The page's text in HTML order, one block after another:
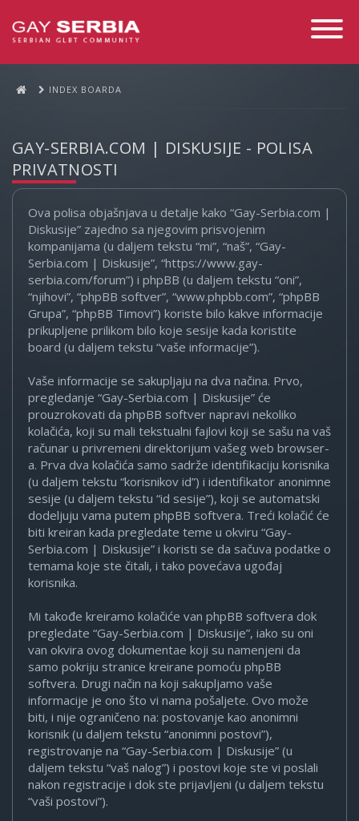
Toggle
INDEX BOARDA
GAY-SERBIA.COM | DISKUSIJE - POLISA
PRIVATNOSTI
Ova polisa objašnjava u detalje kako “Gay-Serbia.com |
Diskusije” zajedno sa njegovim prisvojenim
kompanijama (u daljem tekstu “mi”, “naš”, “Gay-
Serbia.com | Diskusije”, “https://www.gay-
serbia.com/forum”) i phpBB (u daljem tekstu “oni”,
“njihovi”, “phpBB softver”, “www.phpbb.com”, “phpBB
Grupa”, “phpBB Timovi”) koriste bilo kakve informacije
prikupljene prilikom bilo koje sesije kada koristite
board (u daljem tekstu “vaše informacije”).
Vaše informacije se sakupljaju na dva načina. Prvo,
pregledanje “Gay-Serbia.com | Diskusije” će
prouzrokovati da phpBB softver napravi nekoliko
kolačića, koji su mali tekstualni fajlovi koji se sašu na vaš
računar u privremeni direktorijum vašeg web browser-
a. Prva dva kolačića samo sadrže identifikaciju korisnika
(u daljem tekstu “korisnikov id”) i identifikator anonimne
sesije (u daljem tekstu “id sesije”), koji se automatski
dodeljuju vama putem phpBB softvera. Treći kolačić će
biti kreiran kada pregledate teme u okviru “Gay-
Serbia.com | Diskusije” i koristi se da sačuva podatke o
temama koje ste čitali, i tako povećava ugođaj
korisnika.
Mi takođe kreiramo kolačiće van phpBB softvera dok
pregledate “Gay-Serbia.com | Diskusije”, iako su oni
van okvira ovog dokumentae koji su namenjeni da
samo pokriju stranice kreirane pomoću phpBB
softvera. Drugi način na koji sakupljamo vaše
informacije je ono što vi nama pošaljete. Ovo može
biti, i nije ograničeno na: postovanje kao anonimni
korisnik (u daljem tekstu “anonimni postovi”),
registrovanje na “Gay-Serbia.com | Diskusije” (u
daljem tekstu “vaš nalog”) i postovi koje ste vi poslali
nakon registracije i dok ste prijavljeni (u daljem tekstu
“vaši postovi”).